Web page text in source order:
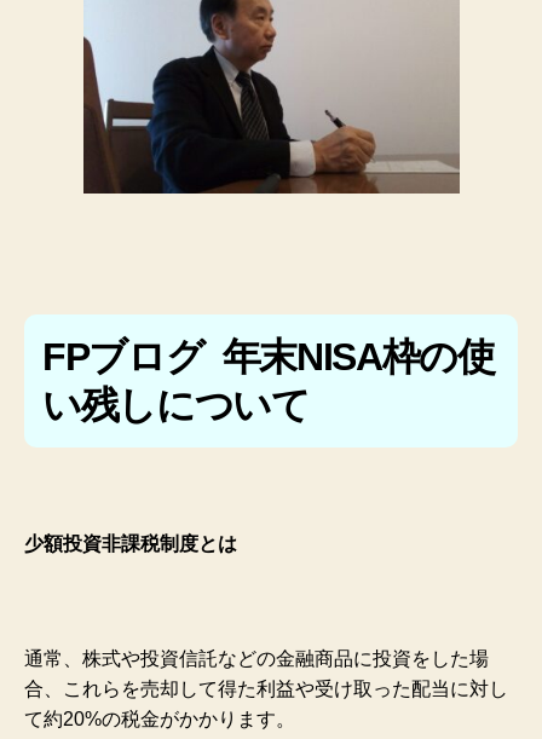
FPブログ 年末NISA枠の使
い残しについて
少額投資非課税制度とは
通常、株式や投資信託などの金融商品に投資をした場
合、これらを売却して得た利益や受け取った配当に対し
て約20%の税金がかかります。